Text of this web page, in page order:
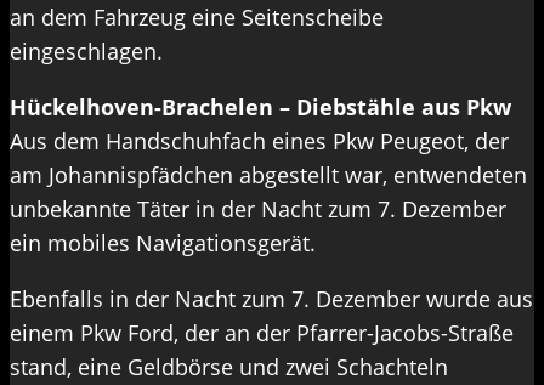
an dem Fahrzeug eine Seitenscheibe
eingeschlagen.
Hückelhoven-Brachelen – Diebstähle aus Pkw
Aus dem Handschuhfach eines Pkw Peugeot, der
am Johannispfädchen abgestellt war, entwendeten
unbekannte Täter in der Nacht zum 7. Dezember
ein mobiles Navigationsgerät.
Ebenfalls in der Nacht zum 7. Dezember wurde aus
einem Pkw Ford, der an der Pfarrer-Jacobs-Straße
stand, eine Geldbörse und zwei Schachteln